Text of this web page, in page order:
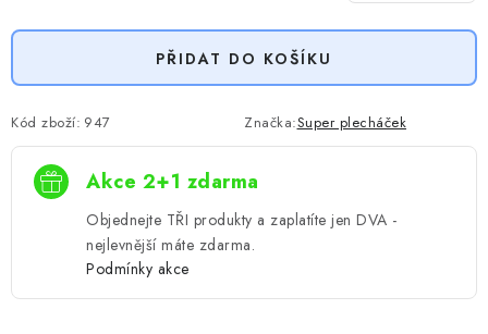
PŘIDAT DO KOŠÍKU
Kód zboží: 947 Značka:Super plecháček
Akce 2+1 zdarma
Objednejte TŘI produkty a zaplatíte jen DVA -
nejlevnější máte zdarma.
Podmínky akce